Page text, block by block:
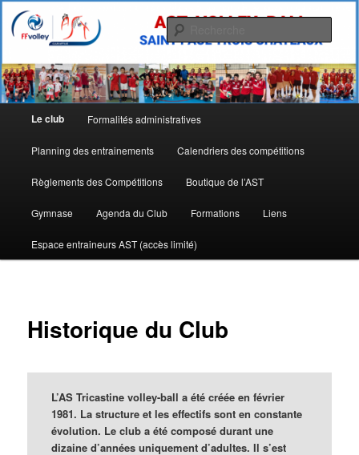
Aller
contenu
Site de l'Association Sportive
Tricastine de Volley Ball
Allez l'AST
Le club Formalités administratives
Planning des entrainements Calendriers des compétitions
Règlements des Compétitions Boutique de l’AST
Gymnase Agenda du Club Formations Liens
Espace entraineurs AST (accès limité)
Historique du Club
L’AS Tricastine volley-ball a été créée en février
1981. La structure et les effectifs sont en constante
évolution. Le club a été composé durant une
dizaine d’années uniquementd’adultes. Il s’est